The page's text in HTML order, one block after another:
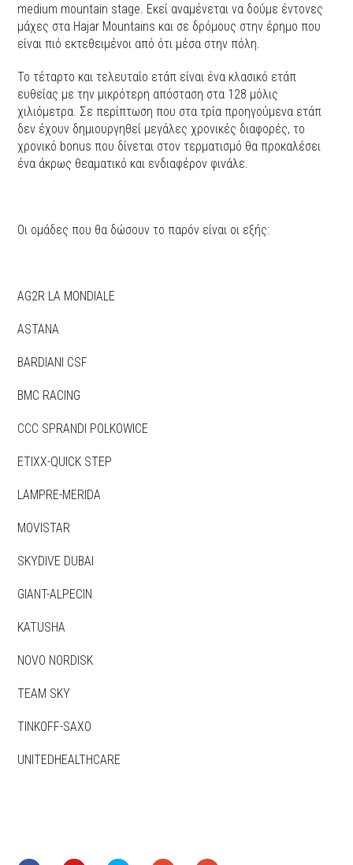
medium mountain stage. Εκεί αναμένεται να δούμε έντονες
μάχες στα Hajar Mountains και σε δρόμους στην έρημο που
είναι πιό εκτεθειμένοι από ότι μέσα στην πόλη.
Το τέταρτο και τελευταίο ετάπ είναι ένα κλασικό ετάπ
ευθείας με την μικρότερη απόσταση στα 128 μόλις
χιλιόμετρα. Σε περίπτωση που στα τρία προηγούμενα ετάπ
δεν έχουν δημιουργηθεί μεγάλες χρονικές διαφορές, το
χρονικό bonus που δίνεται στον τερματισμό θα προκαλέσει
ένα άκρως θεαματικό και ενδιαφέρον φινάλε.
Οι ομάδες που θα δώσουν το παρόν είναι οι εξής:
AG2R LA MONDIALE
ASTANA
BARDIANI CSF
BMC RACING
CCC SPRANDI POLKOWICE
ETIXX-QUICK STEP
LAMPRE-MERIDA
MOVISTAR
SKYDIVE DUBAI
GIANT-ALPECIN
KATUSHA
NOVO NORDISK
TEAM SKY
TINKOFF-SAXO
UNITEDHEALTHCARE